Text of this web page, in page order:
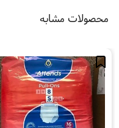
محصولات مشابه